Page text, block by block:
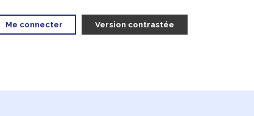
Me connecter Version contrastée